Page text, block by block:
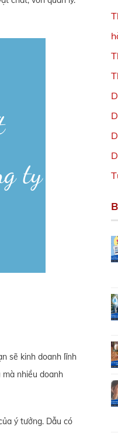
sẽ kinh doanh lĩnh
nhiều doanh
ý tưởng. Dẫu có